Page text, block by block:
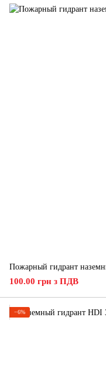
Пожарный гидрант
100.00 грн з ПДВ
−6%